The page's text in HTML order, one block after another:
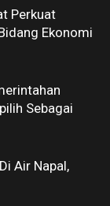
Perkuat
Ekonomi
Sebagai
Air Napal,